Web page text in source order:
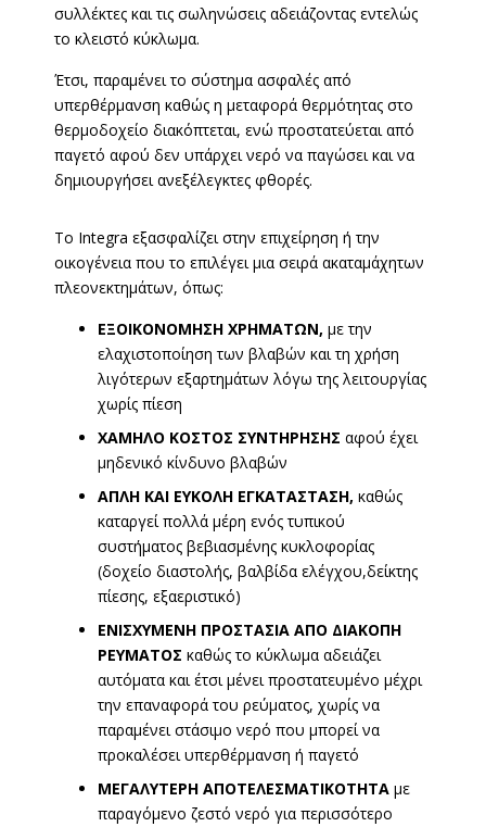
συλλέκτες και τις σωληνώσεις αδειάζοντας εντελώς
το κλειστό κύκλωμα.
Έτσι, παραμένει το σύστημα ασφαλές από
υπερθέρμανση καθώς η μεταφορά θερμότητας στο
θερμοδοχείο διακόπτεται, ενώ προστατεύεται από
παγετό αφού δεν υπάρχει νερό να παγώσει και να
δημιουργήσει ανεξέλεγκτες φθορές.
Το Integra εξασφαλίζει στην επιχείρηση ή την
οικογένεια που το επιλέγει μια σειρά ακαταμάχητων
πλεονεκτημάτων, όπως:
ΕΞΟΙΚΟΝΟΜΗΣΗ ΧΡΗΜΑΤΩΝ, με την
ελαχιστοποίηση των βλαβών και τη χρήση
λιγότερων εξαρτημάτων λόγω της λειτουργίας
χωρίς πίεση
ΧΑΜΗΛΟ ΚΟΣΤΟΣ ΣΥΝΤΗΡΗΣΗΣ αφού έχει
μηδενικό κίνδυνο βλαβών
ΑΠΛΗ ΚΑΙ ΕΥΚΟΛΗ ΕΓΚΑΤΑΣΤΑΣΗ, καθώς
καταργεί πολλά μέρη ενός τυπικού
συστήματος βεβιασμένης κυκλοφορίας
(δοχείο διαστολής, βαλβίδα ελέγχου,δείκτης
πίεσης, εξαεριστικό)
ΕΝΙΣΧΥΜΕΝΗ ΠΡΟΣΤΑΣΙΑ ΑΠΟ ΔΙΑΚΟΠΗ
ΡΕΥΜΑΤΟΣ καθώς το κύκλωμα αδειάζει
αυτόματα και έτσι μένει προστατευμένο μέχρι
την επαναφορά του ρεύματος, χωρίς να
παραμένει στάσιμο νερό που μπορεί να
προκαλέσει υπερθέρμανση ή παγετό
ΜΕΓΑΛΥΤΕΡΗ ΑΠΟΤΕΛΕΣΜΑΤΙΚΟΤΗΤΑ με
παραγόμενο ζεστό νερό για περισσότερο